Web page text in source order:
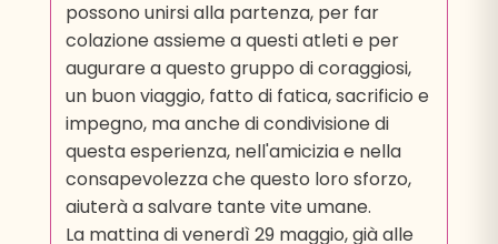
possono unirsi alla partenza, per far
colazione assieme a questi atleti e per
augurare a questo gruppo di coraggiosi,
un buon viaggio, fatto di fatica, sacrificio e
impegno, ma anche di condivisione di
questa esperienza, nell'amicizia e nella
consapevolezza che questo loro sforzo,
aiuterà a salvare tante vite umane.
La mattina di venerdì 29 maggio, già alle